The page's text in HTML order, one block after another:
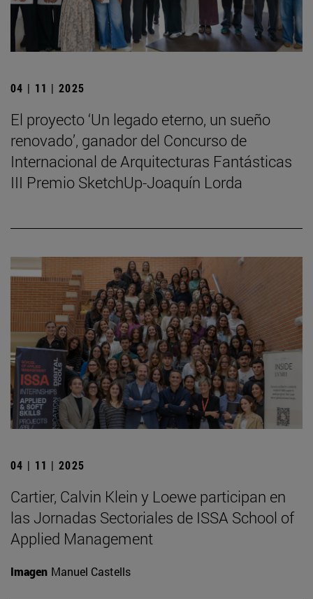
04 | 11 | 2025
El proyecto ‘Un legado eterno, un sueño
renovado’, ganador del Concurso de
Internacional de Arquitecturas Fantásticas
III Premio SketchUp-Joaquín Lorda
04 | 11 | 2025
Cartier, Calvin Klein y Loewe participan en
las Jornadas Sectoriales de ISSA School of
Applied Management
Imagen Manuel Castells